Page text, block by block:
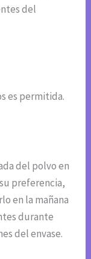
del
es permitida.
del polvo en
preferencia,
en la mañana
durante
del envase.